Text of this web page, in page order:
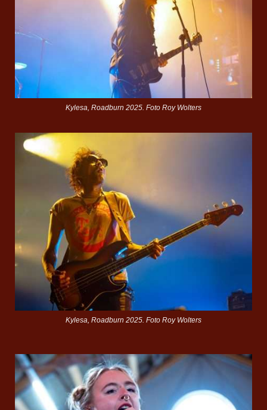
Kylesa, Roadburn 2025. Foto Roy Wolters
Kylesa, Roadburn 2025. Foto Roy Wolters